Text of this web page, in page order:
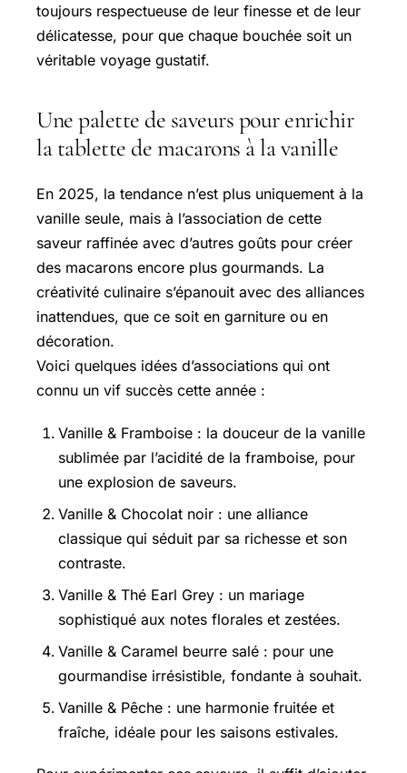
toujours respectueuse de leur finesse et de leur
délicatesse, pour que chaque bouchée soit un
véritable voyage gustatif.
Une palette de saveurs pour enrichir
la tablette de macarons à la vanille
En 2025, la tendance n’est plus uniquement à la
vanille seule, mais à l’association de cette
saveur raffinée avec d’autres goûts pour créer
des macarons encore plus gourmands. La
créativité culinaire s’épanouit avec des alliances
inattendues, que ce soit en garniture ou en
décoration.
Voici quelques idées d’associations qui ont
connu un vif succès cette année :
Vanille & Framboise : la douceur de la vanille
sublimée par l’acidité de la framboise, pour
une explosion de saveurs.
Vanille & Chocolat noir : une alliance
classique qui séduit par sa richesse et son
contraste.
Vanille & Thé Earl Grey : un mariage
sophistiqué aux notes florales et zestées.
Vanille & Caramel beurre salé : pour une
gourmandise irrésistible, fondante à souhait.
Vanille & Pêche : une harmonie fruitée et
fraîche, idéale pour les saisons estivales.